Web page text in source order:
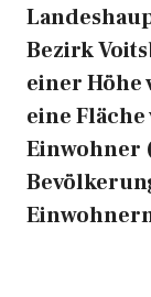
Bezirk
einer Höhe
eine Fläche
Einwohner